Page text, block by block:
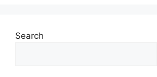
Search